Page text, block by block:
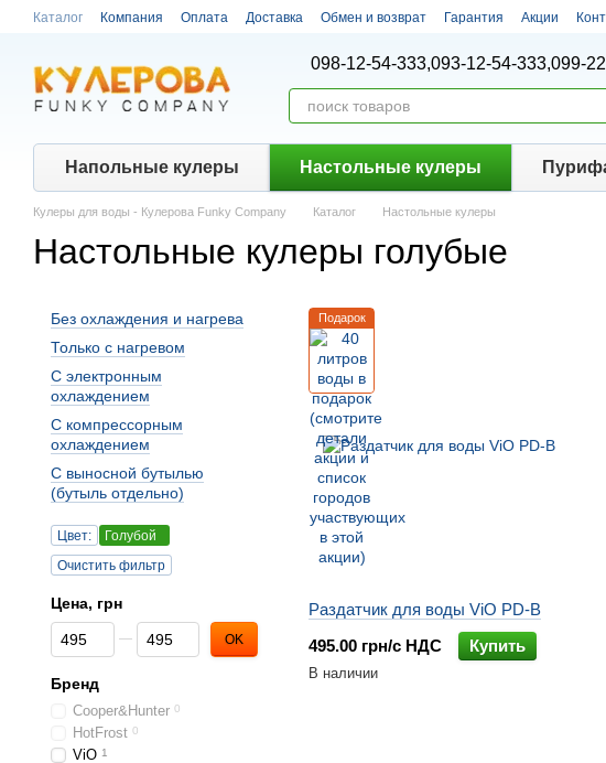
Перейти к основному контенту
Каталог Компания Оплата Доставка Обмен и возврат Гарантия Акции
098-12-54-333,093-12-54-333,099-
Напольные кулеры Настольные кулеры
Кулеры для воды - Кулерова Funky Company Каталог Настольные кулеры
Настольные кулеры голубые
Подарок
Раздатчик для воды ViO PD-B
495.00 грн/с НДС
Купить
В наличии
Без охлаждения и нагрева
Только с нагревом
С электронным
охлаждением
С компрессорным
охлаждением
С выносной бутылью
(бутыль отдельно)
Цвет:
Голубой
Очистить фильтр
Цена, грн
От Цена, грн
До Цена, грн OK
Бренд
Cooper&Hunter 0
HotFrost 0
ViO 1